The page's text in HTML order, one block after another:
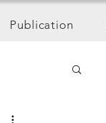
Publication